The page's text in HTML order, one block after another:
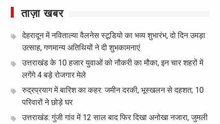
ताज़ा खबर
देहरादून में नविताल्या वैलनेस स्टूडियो का भव्य शुभारंभ, दो दिन उमड़ा
उत्साह, गणमान्य अतिथियों ने दी शुभकामनाएं
उत्तराखंड के 10 हजार युवाओं को नौकरी का मौका, इन चार शहरों में
लगेंगे 4 बड़े रोजगार मेले
रुद्रप्रयाग में बारिश का कहर: जमीन दरकी, भूस्खलन से दहशत; 10
परिवारों ने छोड़े घर
उत्तराखंड: गुंजी गांव में 12 साल बाद फिर दिखा अनोखा नजारा, जुमली